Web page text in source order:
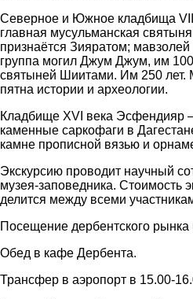
Северное и Южное кладбища
главная мусульманская
признаётся Зияратом;
группа могил Джум Джум, им
святыней Шиитами. Им 250 лет.
пятна истории и археологии.
Кладбище XVI века Эсфендияр
каменные саркофаги в
камне прописной вязью и
Экскурсию проводит научный
музея-заповедника. Стоимость
делится между всеми
Посещение дербентского рынка
Обед в кафе Дербента.
Трансфер в аэропорт в 15.00-